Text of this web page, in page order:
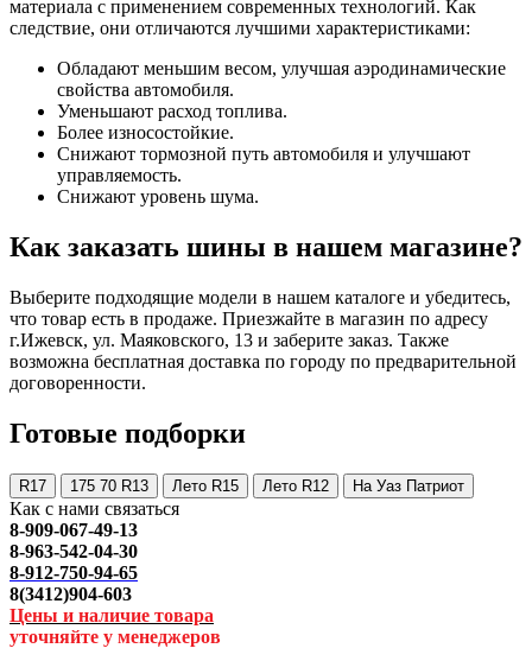
материала с применением современных технологий. Как
следствие, они отличаются лучшими характеристиками:
Обладают меньшим весом, улучшая аэродинамические
свойства автомобиля.
Уменьшают расход топлива.
Более износостойкие.
Снижают тормозной путь автомобиля и улучшают
управляемость.
Снижают уровень шума.
Как заказать шины в нашем магазине?
Выберите подходящие модели в нашем каталоге и убедитесь,
что товар есть в продаже. Приезжайте в магазин по адресу
г.Ижевск, ул. Маяковского, 13 и заберите заказ. Также
возможна бесплатная доставка по городу по предварительной
договоренности.
Готовые подборки
R17 175 70 R13 Лето R15 Лето R12 На Уаз Патриот
Как с нами связаться
8-909-067-49-13
8-963-542-04-30
8-912-750-94-65
8(3412)904-603
Цены и наличие товара
уточняйте у менеджеров